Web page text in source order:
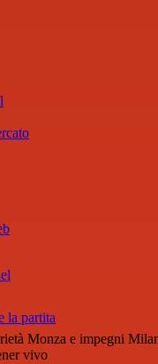
la partita
Monza e impegni
vivo